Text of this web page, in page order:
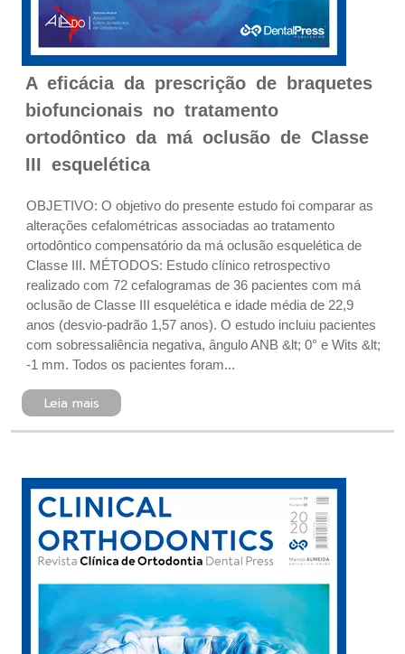
A eficácia da prescrição de braquetes
biofuncionais no tratamento
ortodôntico da má oclusão de Classe
III esquelética
OBJETIVO: O objetivo do presente estudo foi comparar as
alterações cefalométricas associadas ao tratamento
ortodôntico compensatório da má oclusão esquelética de
Classe III. MÉTODOS: Estudo clínico retrospectivo
realizado com 72 cefalogramas de 36 pacientes com má
oclusão de Classe III esquelética e idade média de 22,9
anos (desvio-padrão 1,57 anos). O estudo incluiu pacientes
com sobressaliência negativa, ângulo ANB &lt; 0° e Wits &lt;
-1 mm. Todos os pacientes foram...
Leia mais